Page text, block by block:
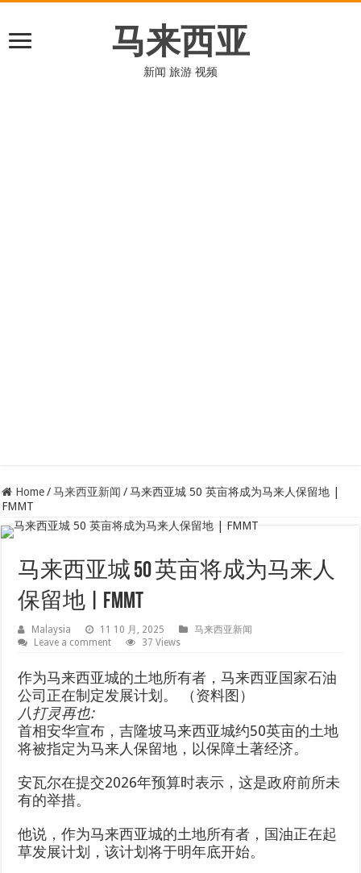
马来西亚
新闻 旅游 视频
Home / 马来西亚新闻 / 马来西亚城 50 英亩将成为马来人保留地 |
FMMT
马来西亚城 50 英亩将成为马来人
保留地 | FMMT
Malaysia 11 10 月, 2025
马来西亚新闻
Leave a comment
37 Views
作为马来西亚城的土地所有者，马来西亚国家石油
公司正在制定发展计划。 （资料图）
八打灵再也:
首相安华宣布，吉隆坡马来西亚城约50英亩的土地
将被指定为马来人保留地，以保障土著经济。
安瓦尔在提交2026年预算时表示，这是政府前所未
有的举措。
他说，作为马来西亚城的土地所有者，国油正在起
草发展计划，该计划将于明年底开始。